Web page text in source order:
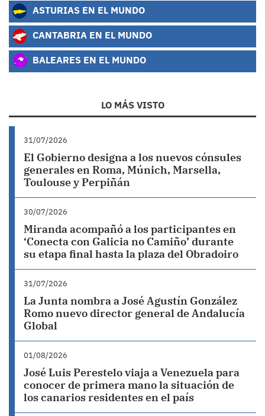
ASTURIAS EN EL MUNDO
CANTABRIA EN EL MUNDO
BALEARES EN EL MUNDO
LO MÁS VISTO
31/07/2026
El Gobierno designa a los nuevos cónsules
generales en Roma, Múnich, Marsella,
Toulouse y Perpiñán
30/07/2026
Miranda acompañó a los participantes en
‘Conecta con Galicia no Camiño’ durante
su etapa final hasta la plaza del Obradoiro
31/07/2026
La Junta nombra a José Agustín González
Romo nuevo director general de Andalucía
Global
01/08/2026
José Luis Perestelo viaja a Venezuela para
conocer de primera mano la situación de
los canarios residentes en el país